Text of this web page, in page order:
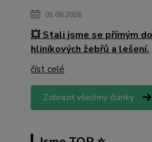
01.08.2026
💥 Stali jsme se přímým
hliníkových žebřů a lešení.
číst celé
Zobrazit všechny články